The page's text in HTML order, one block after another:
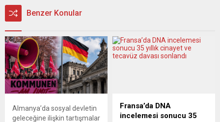
Benzer Konular
Almanya’da sosyal devletin
geleceğine ilişkin tartışmalar
Fransa’da DNA
incelemesi sonucu 35